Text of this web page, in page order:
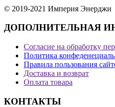
© 2019-2021 Империя Энерджи
ДОПОЛНИТЕЛЬНАЯ
Согласие на обработку
Политика
Правила пользования
Доставка и возврат
Оплата товара
КОНТАКТЫ